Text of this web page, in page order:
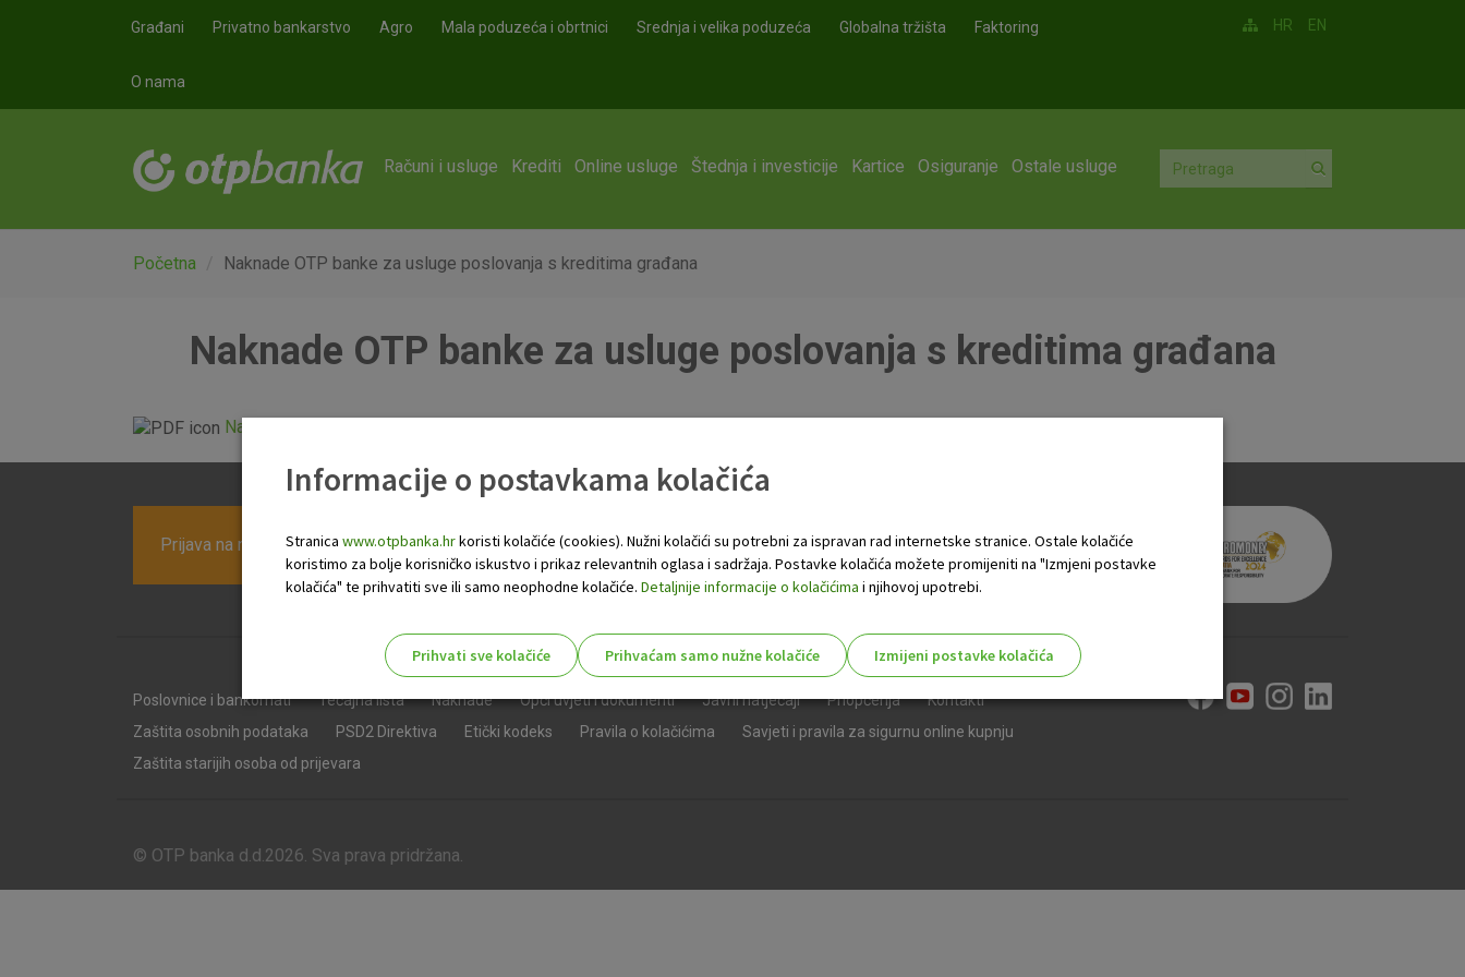
Građani Privatno bankarstvo Agro Mala poduzeća i obrtnici Srednja i velika poduzeća Globalna tržišta Faktoring
O nama
HR EN
Računi i usluge Krediti Online usluge Štednja i investicije Kartice Osiguranje Ostale usluge
Početna Naknade OTP banke za usluge poslovanja s kreditima građana
Naknade OTP banke za usluge poslovanja s kreditima građana
Naknade banke za_kredite građana 19.06.2023.pdf
Prijava na newsletter OTP banke
Poslovnice i bankomati Tečajna lista Naknade Opći uvjeti i dokumenti Javni natječaji Priopćenja
Kontakti
Zaštita osobnih podataka
PSD2 Direktiva Etički kodeks Pravila o kolačićima
Savjeti i pravila za sigurnu online kupnju
Zaštita starijih osoba od prijevara
© OTP banka d.d.2026. Sva prava pridržana.
Informacije o postavkama kolačića
Stranica www.otpbanka.hrkoristi kolačiće (cookies). Nužni kolačići su potrebni za ispravan rad internetske stranice. Ostale kolačiće
koristimo za bolje korisničko iskustvo i prikaz relevantnih oglasa i sadržaja. Postavke kolačića možete promijeniti na "Izmjeni postavke
kolačića" te prihvatiti sve ili samo neophodne kolačiće. Detaljnije informacije o kolačićima i njihovoj upotrebi.
Prihvati sve kolačiće Prihvaćam samo nužne kolačiće
Izmijeni postavke kolačića